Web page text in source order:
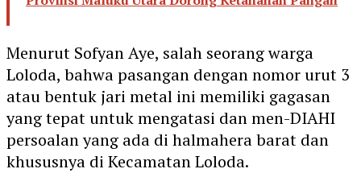
Menurut Sofyan Aye, salah seorang warga
Loloda, bahwa pasangan dengan nomor urut 3
atau bentuk jari metal ini memiliki gagasan
yang tepat untuk mengatasi dan men-DIAHI
persoalan yang ada di halmahera barat dan
khususnya di Kecamatan Loloda.